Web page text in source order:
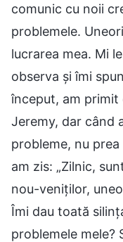
comunic cu noii
problemele.
lucrarea mea. Mi
observa și îmi
început, am primit
Jeremy, dar când
probleme, nu
am zis: „Zilnic,
nou-veniților,
Îmi dau toată
problemele mele?